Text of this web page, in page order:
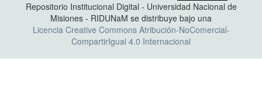
Repositorio Institucional Digital - Universidad Nacional de
Misiones - RIDUNaM se distribuye bajo una
Licencia Creative Commons Atribución-NoComercial-
CompartirIgual 4.0 Internacional